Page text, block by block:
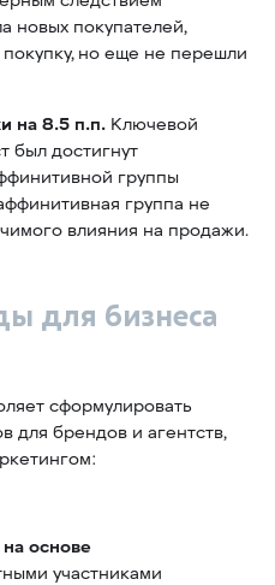
новых покупателей,
но еще не перешли
на 8.5 п.п. Ключевой
был достигнут
группы
группа не
влияния на продажи.
для бизнеса
сформулировать
для брендов и агентств,
основе
участниками